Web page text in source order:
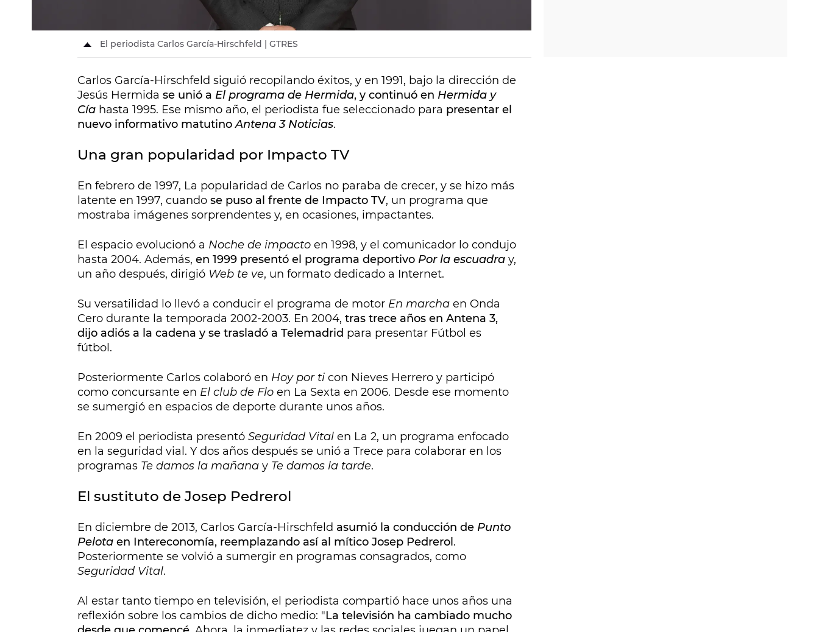
El periodista Carlos García-Hirschfeld | GTRES
Carlos García-Hirschfeld siguió recopilando éxitos, y en 1991, bajo la dirección de
Jesús Hermida se unió a El programa de Hermida, y continuó en Hermida y
Cía hasta 1995. Ese mismo año, el periodista fue seleccionado para presentar el
nuevo informativo matutinoAntena 3 Noticias.
Una gran popularidad por Impacto TV
En febrero de 1997, La popularidad de Carlos no paraba de crecer, y se hizo más
latente en 1997, cuando se puso al frente de Impacto TV, un programa que
mostraba imágenes sorprendentes y, en ocasiones, impactantes.
El espacio evolucionó a Noche de impacto en 1998, y el comunicador lo condujo
hasta 2004. Además, en 1999 presentó el programa deportivo Por la escuadra y,
un año después, dirigió Web te ve, un formato dedicado a Internet.
Su versatilidad lo llevó a conducir el programa de motor En marcha en Onda
Cero durante la temporada 2002-2003. En 2004, tras trece años en Antena 3,
dijo adiós a la cadena y se trasladó a Telemadrid para presentar Fútbol es
fútbol.
Posteriormente Carlos colaboró en Hoy por ti con Nieves Herrero y participó
como concursante en El club de Flo en La Sexta en 2006. Desde ese momento
se sumergió en espacios de deporte durante unos años.
En 2009 el periodista presentó Seguridad Vital en La 2, un programa enfocado
en la seguridad vial. Y dos años después se unió a Trece para colaborar en los
programas Te damos la mañana y Te damos la tarde.
El sustituto de Josep Pedrerol
En diciembre de 2013, Carlos García-Hirschfeld asumió la conducción de Punto
Pelota en Intereconomía, reemplazando así al mítico Josep Pedrerol.
Posteriormente se volvió a sumergir en programas consagrados, como
Seguridad Vital.
Al estar tanto tiempo en televisión, el periodista compartió hace unos años una
reflexión sobre los cambios de dicho medio: "La televisión ha cambiado mucho